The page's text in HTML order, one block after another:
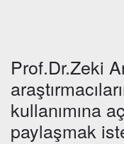
Prof.Dr.Zeki
kullanımına
paylaşmak